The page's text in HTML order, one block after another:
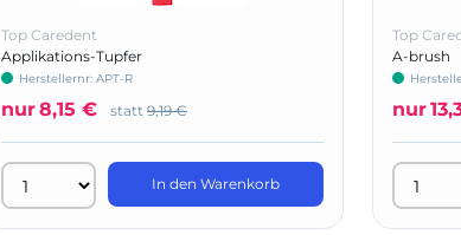
Top Caredent
Applikations-Tupfer
Herstellernr: APT-R
nur8,15 € statt 9,19 €
In den Warenkorb
Top
A-brush
nur